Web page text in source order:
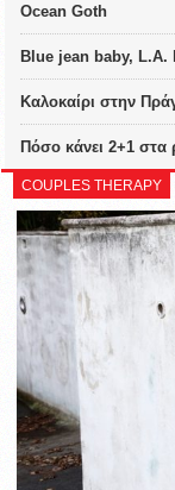
Ocean Goth
Blue jean baby, L.A.
Καλοκαίρι στην
Πόσο κάνει 2+1 στα
COUPLES THERAPY